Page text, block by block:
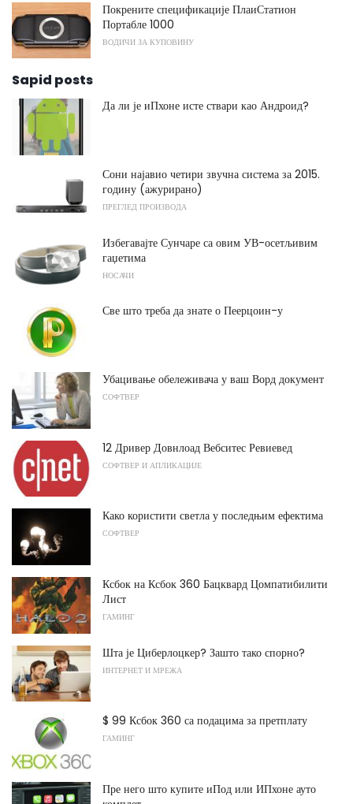
Покрените спецификације ПлаиСтатион
Портабле 1000
ВОДИЧИ ЗА КУПОВИНУ
Sapid posts
Да ли је иПхоне исте ствари као Андроид?
Сони најавио четири звучна система за 2015.
годину (ажурирано)
ПРЕГЛЕД ПРОИЗВОДА
Избегавајте Сунчаре са овим УВ-осетљивим
гаџетима
НОСАЧИ
Све што треба да знате о Пеерцоин-у
Убацивање обележивача у ваш Ворд документ
СОФТВЕР
12 Дривер Довнлоад Вебситес Ревиевед
СОФТВЕР И АПЛИКАЦИЈЕ
Како користити светла у последњим ефектима
СОФТВЕР
Ксбок на Ксбок 360 Бацквард Цомпатибилити
Лист
ГАМИНГ
Шта је Циберлоцкер? Зашто тако спорно?
ИНТЕРНЕТ И МРЕЖА
$ 99 Ксбок 360 са подацима за претплату
ГАМИНГ
Пре него што купите иПод или ИПхоне ауто